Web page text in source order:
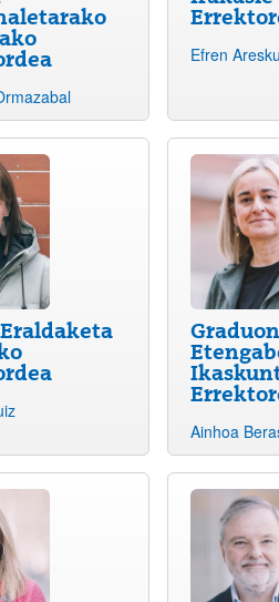
Efren
Ainhoa